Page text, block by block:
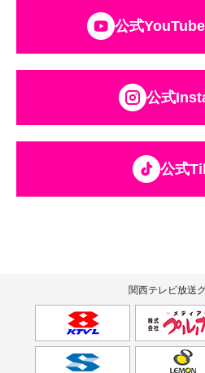
公式
公式
公式
関西テレビ放送